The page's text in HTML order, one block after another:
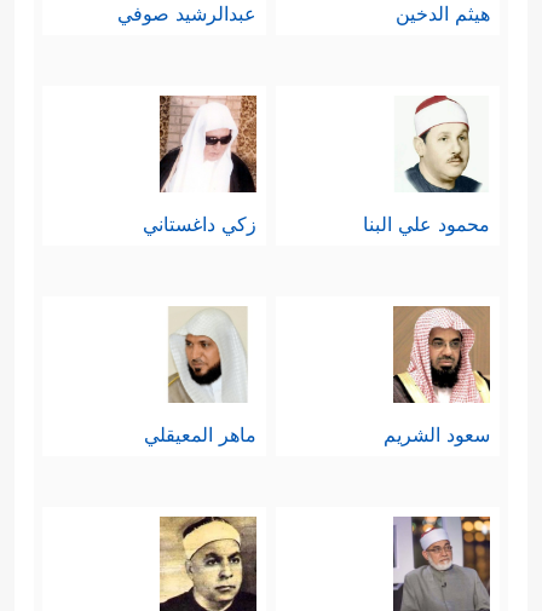
هيثم الدخين عبدالرشيد صوفي
محمود علي البنا زكي داغستاني
سعود الشريم ماهر المعيقلي